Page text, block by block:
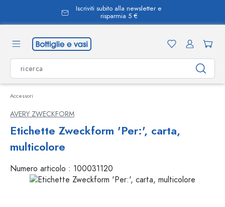
Iscriviti subito alla newsletter e
risparmia 5 €
Accessori
AVERY ZWECKFORM
Etichette Zweckform 'Per:', carta,
multicolore
Numero articolo : 100031120